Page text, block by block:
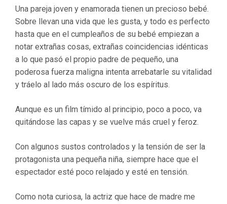
Una pareja joven y enamorada tienen un precioso bebé.
Sobre llevan una vida que les gusta, y todo es perfecto
hasta que en el cumpleaños de su bebé empiezan a
notar extrañas cosas, extrañas coincidencias idénticas
a lo que pasó el propio padre de pequeño, una
poderosa fuerza maligna intenta arrebatarle su vitalidad
y tráelo al lado más oscuro de los espíritus.
Aunque es un film tímido al principio, poco a poco, va
quitándose las capas y se vuelve más cruel y feroz.
Con algunos sustos controlados y la tensión de ser la
protagonista una pequeña niña, siempre hace que el
espectador esté poco relajado y esté en tensión.
Como nota curiosa, la actriz que hace de madre me